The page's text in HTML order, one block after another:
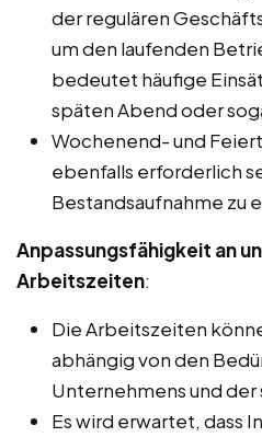
der regulären
um den laufenden
bedeutet häufige
späten Abend oder
Wochenend- und
ebenfalls erforderlich
Bestandsaufnahme zu
Anpassungsfähigkeit an
Arbeitszeiten:
Die Arbeitszeiten
abhängig von den
Unternehmens und
Es wird erwartet, dass